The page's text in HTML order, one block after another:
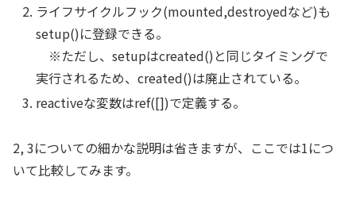
ライフサイクルフック(mounted,destroyedなど)も
setup()に登録できる。
※ただし、setupはcreated()と同じタイミングで
実行されるため、created()は廃止されている。
reactiveな変数はref([])で定義する。
2, 3についての細かな説明は省きますが、ここでは1につ
いて比較してみます。